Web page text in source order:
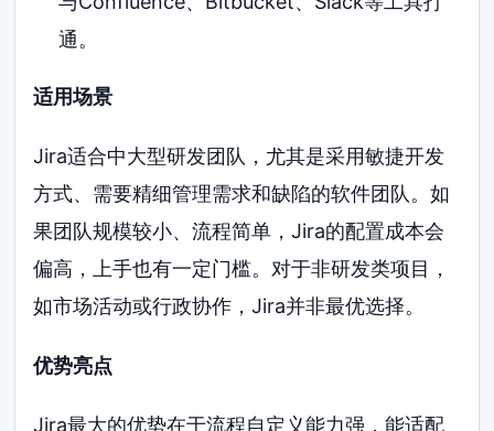
通。
适用场景
Jira适合中大型研发团队，尤其是采用敏捷开发
方式、需要精细管理需求和缺陷的软件团队。如
果团队规模较小、流程简单，Jira的配置成本会
偏高，上手也有一定门槛。对于非研发类项目，
如市场活动或行政协作，Jira并非最优选择。
优势亮点
Jira最大的优势在于流程自定义能力强，能适配